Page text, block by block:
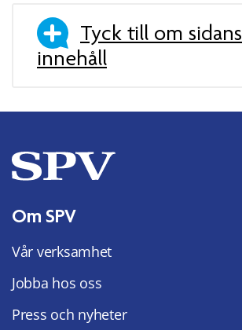
Tyck till om sidans
innehåll
Om SPV
Vår verksamhet
Jobba hos oss
Press och nyheter